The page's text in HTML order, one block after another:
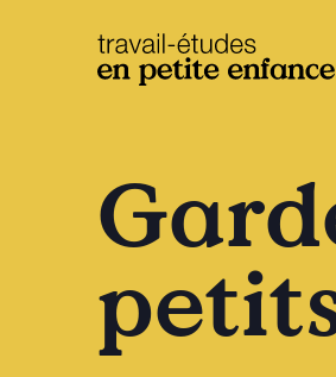
base.logo